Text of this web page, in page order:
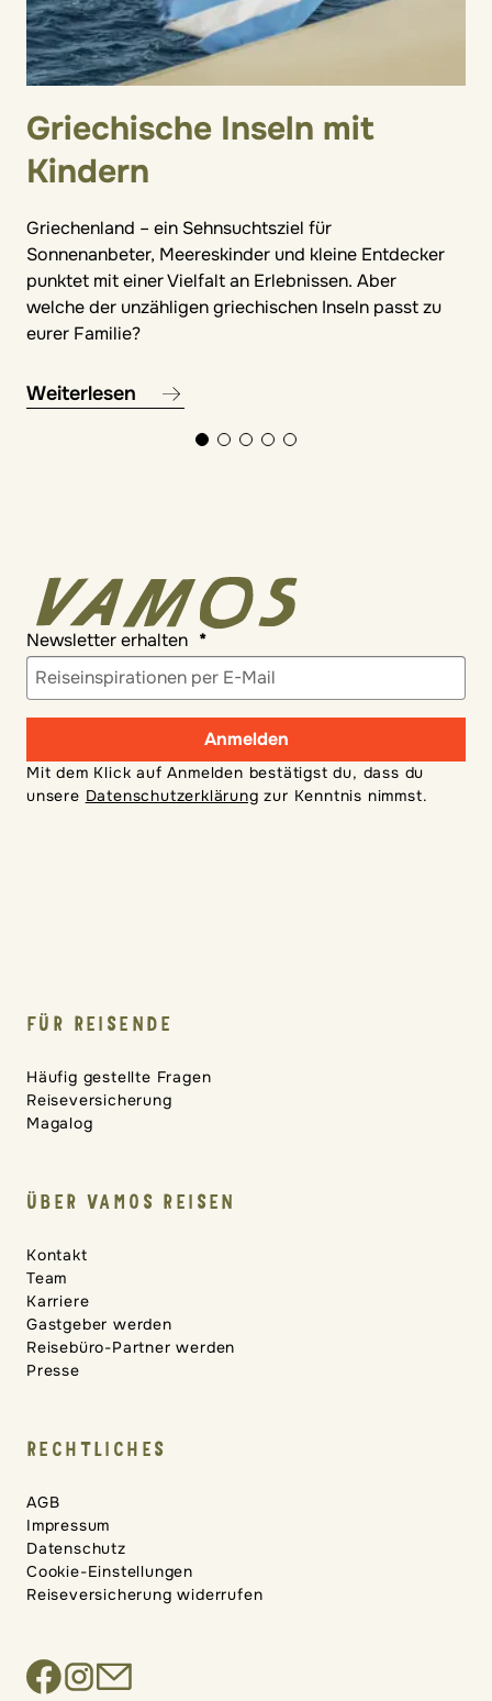
Griechische Inseln mit
Kindern
Griechenland – ein Sehnsuchtsziel für
Sonnenanbeter, Meereskinder und kleine Entdecker
punktet mit einer Vielfalt an Erlebnissen. Aber
welche der unzähligen griechischen Inseln passt zu
eurer Familie?
Weiterlesen
Newsletter erhalten
Anmelden
Mit dem Klick auf Anmelden bestätigst du, dass du
unsere Datenschutzerklärung zur Kenntnis nimmst.
FÜR REISENDE
Häufig gestellte Fragen
Reiseversicherung
Magalog
ÜBER VAMOS REISEN
Kontakt
Team
Karriere
Gastgeber werden
Reisebüro-Partner werden
Presse
RECHTLICHES
AGB
Impressum
Datenschutz
Cookie-Einstellungen
Reiseversicherung widerrufen